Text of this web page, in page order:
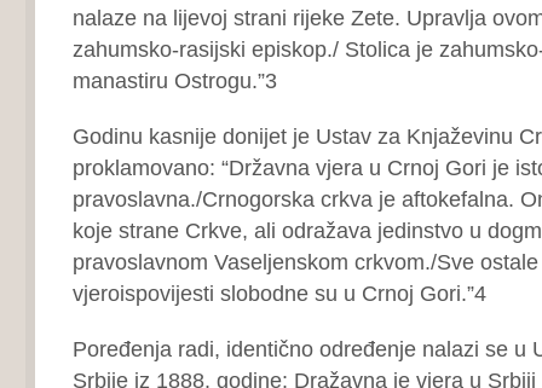
nalaze na lijevoj strani rijeke Zete. Upravlja
zahumsko-rasijski episkop./ Stolica je
manastiru Ostrogu.”3
Godinu kasnije donijet je Ustav za Knjaževinu
proklamovano: “Državna vjera u Crnoj Gori je
pravoslavna./Crnogorska crkva je aftokefalna.
koje strane Crkve, ali odražava jedinstvo u
pravoslavnom Vaseljenskom crkvom./Sve
vjeroispovijesti slobodne su u Crnoj Gori.”4
Poređenja radi, identično određenje nalazi se u
Srbije iz 1888. godine: Dražavna je vjera u